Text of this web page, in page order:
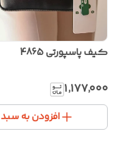
کیف پاسپورتی 4865
۱٬۱۷۷٬۰۰۰
افزودن به سبد